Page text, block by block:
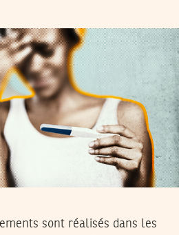
sont réalisés dans les